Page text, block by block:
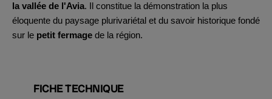
la vallée de l'Avia. Il constitue la démonstration la plus
éloquente du paysage plurivariétal et du savoir historique fondé
sur le petit fermage de la région.
FICHE TECHNIQUE